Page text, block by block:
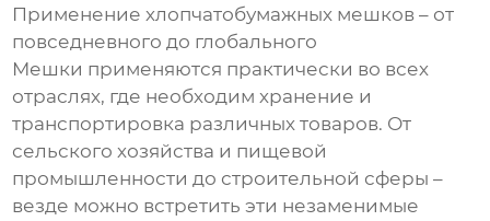
Применение хлопчатобумажных мешков – от
повседневного до глобального
Мешки применяются практически во всех
отраслях, где необходим хранение и
транспортировка различных товаров. От
сельского хозяйства и пищевой
промышленности до строительной сферы –
везде можно встретить эти незаменимые